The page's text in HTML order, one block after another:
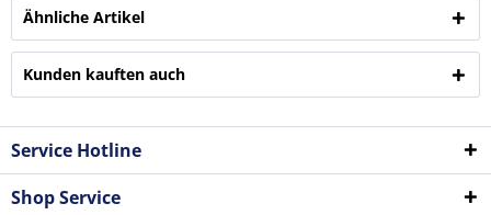
Ähnliche Artikel
Kunden kauften auch
Service Hotline
Shop Service